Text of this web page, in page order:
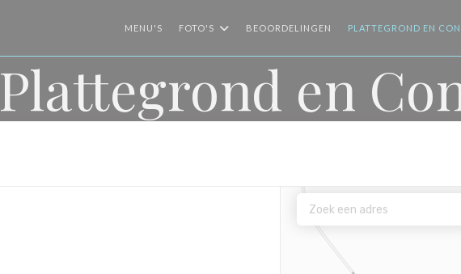
MENU'S FOTO'S BEOORDELINGEN PLATTEGROND EN
Plattegrond en